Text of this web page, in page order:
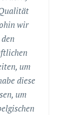
wir
um
diese
um